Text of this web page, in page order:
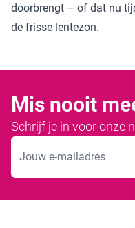
doorbrengt – of dat nu
de frisse lentezon.
Mis nooit
Schrijf je in voor onze
E-mailadres